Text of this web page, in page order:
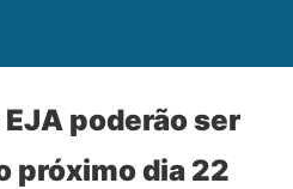
poderão ser
próximo dia 22